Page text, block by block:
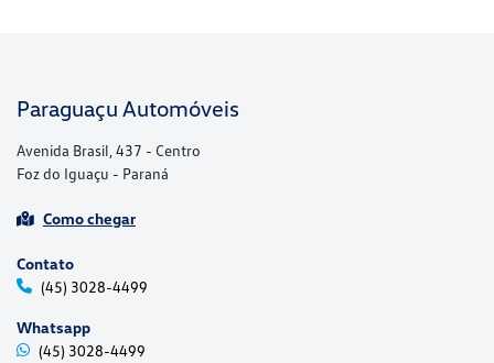
Paraguaçu Automóveis
Avenida Brasil, 437 - Centro
Foz do Iguaçu - Paraná
Como chegar
Contato
(45) 3028-4499
Whatsapp
(45) 3028-4499